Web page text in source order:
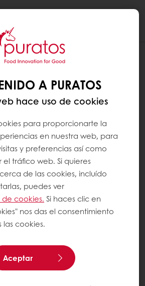
A PURATOS
hace uso de cookies
para proporcionarte la
en nuestra web, para
y preferencias así como
el tráfico web. Si quieres
de las cookies, incluído
puedes ver
cookies. Si haces clic en
nos das el consentimiento
las cookies.
Aceptar